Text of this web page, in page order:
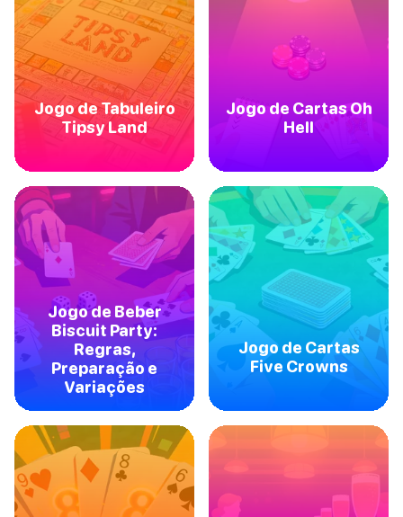
Jogo de Tabuleiro
Tipsy Land
Jogo de Cartas Oh
Hell
Jogo de Beber
Biscuit Party:
Regras,
Preparação e
Variações
Jogo de Cartas
Five Crowns